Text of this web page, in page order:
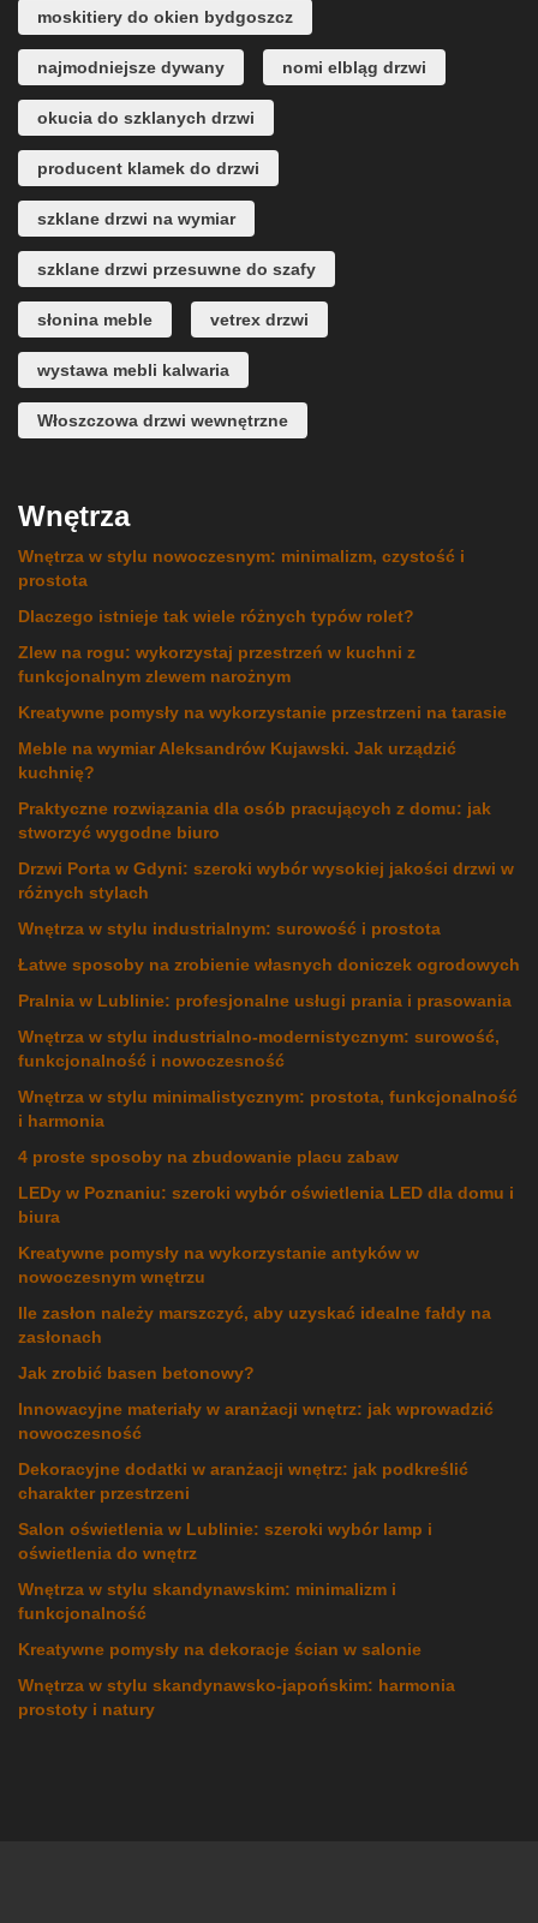
moskitiery do okien bydgoszcz
najmodniejsze dywany nomi elbląg drzwi
okucia do szklanych drzwi
producent klamek do drzwi
szklane drzwi na wymiar
szklane drzwi przesuwne do szafy
słonina meble vetrex drzwi
wystawa mebli kalwaria
Włoszczowa drzwi wewnętrzne
Wnętrza
Wnętrza w stylu nowoczesnym: minimalizm, czystość i
prostota
Dlaczego istnieje tak wiele różnych typów rolet?
Zlew na rogu: wykorzystaj przestrzeń w kuchni z
funkcjonalnym zlewem narożnym
Kreatywne pomysły na wykorzystanie przestrzeni na tarasie
Meble na wymiar Aleksandrów Kujawski. Jak urządzić
kuchnię?
Praktyczne rozwiązania dla osób pracujących z domu: jak
stworzyć wygodne biuro
Drzwi Porta w Gdyni: szeroki wybór wysokiej jakości drzwi w
różnych stylach
Wnętrza w stylu industrialnym: surowość i prostota
Łatwe sposoby na zrobienie własnych doniczek ogrodowych
Pralnia w Lublinie: profesjonalne usługi prania i prasowania
Wnętrza w stylu industrialno-modernistycznym: surowość,
funkcjonalność i nowoczesność
Wnętrza w stylu minimalistycznym: prostota, funkcjonalność
i harmonia
4 proste sposoby na zbudowanie placu zabaw
LEDy w Poznaniu: szeroki wybór oświetlenia LED dla domu i
biura
Kreatywne pomysły na wykorzystanie antyków w
nowoczesnym wnętrzu
Ile zasłon należy marszczyć, aby uzyskać idealne fałdy na
zasłonach
Jak zrobić basen betonowy?
Innowacyjne materiały w aranżacji wnętrz: jak wprowadzić
nowoczesność
Dekoracyjne dodatki w aranżacji wnętrz: jak podkreślić
charakter przestrzeni
Salon oświetlenia w Lublinie: szeroki wybór lamp i
oświetlenia do wnętrz
Wnętrza w stylu skandynawskim: minimalizm i
funkcjonalność
Kreatywne pomysły na dekoracje ścian w salonie
Wnętrza w stylu skandynawsko-japońskim: harmonia
prostoty i natury